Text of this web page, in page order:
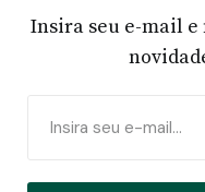
Insira seu e-mail e